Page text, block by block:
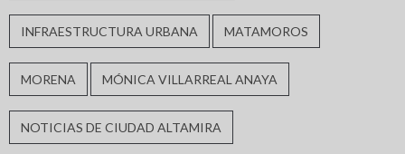
INFRAESTRUCTURA URBANA MATAMOROS
MORENA MÓNICA VILLARREAL ANAYA
NOTICIAS DE CIUDAD ALTAMIRA